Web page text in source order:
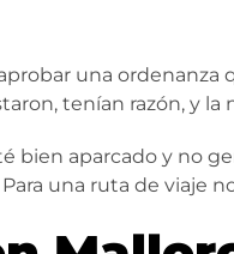
una ordenanza
tenían razón, y la
bien aparcado y no
una ruta de viaje